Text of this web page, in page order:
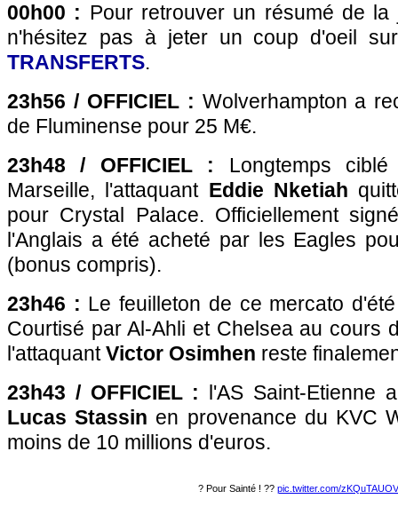
00h00 : Pour retrouver un résumé de la
n'hésitez pas à jeter un coup d'oeil
TRANSFERTS.
23h56 / OFFICIEL : Wolverhampton a
de Fluminense pour 25 M€.
23h48 / OFFICIEL : Longtemps
Marseille, l'attaquant Eddie Nketiah
pour Crystal Palace. Officiellement
l'Anglais a été acheté par les Eagles
(bonus compris).
23h46 : Le feuilleton de ce mercato
Courtisé par Al-Ahli et Chelsea au cours
l'attaquantVictor Osimhen reste
23h43 / OFFICIEL : l'AS Saint-Etienne
Lucas Stassin en provenance du KVC
moins de 10 millions d'euros.
? Pour Sainté ! ?? pic.twitter.com/